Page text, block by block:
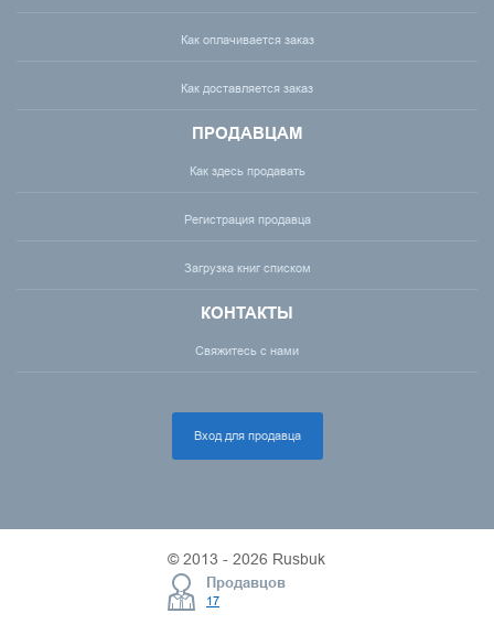
Как оплачивается заказ
Как доставляется заказ
ПРОДАВЦАМ
Как здесь продавать
Регистрация продавца
Загрузка книг списком
КОНТАКТЫ
Свяжитесь с нами
Вход для продавца
© 2013 - 2026 Rusbuk
Продавцов
17